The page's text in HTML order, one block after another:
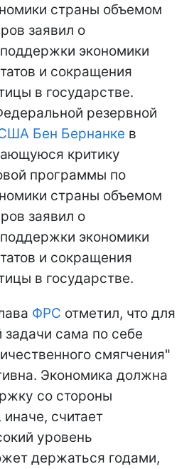
страны объемом
заявил о
экономики
и сокращения
в государстве.
резервной
Бен Бернанке в
критику
программы по
страны объемом
заявил о
экономики
и сокращения
в государстве.
ФРС отметил, что для
сама по себе
смягчения"
Экономика должна
со стороны
, иначе, считает
уровень
держаться годами,